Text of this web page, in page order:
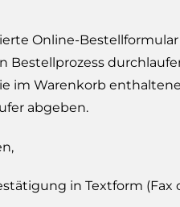
Online-
Warenkorb
abgeben.
in Textform